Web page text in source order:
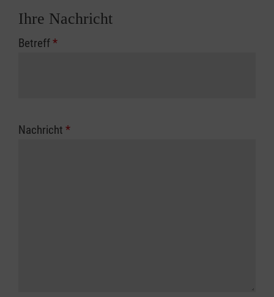
Ihre Nachricht
Betreff*
Nachricht *